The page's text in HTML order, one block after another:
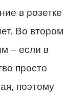
в розетке
Во втором
– если в
просто
поэтому